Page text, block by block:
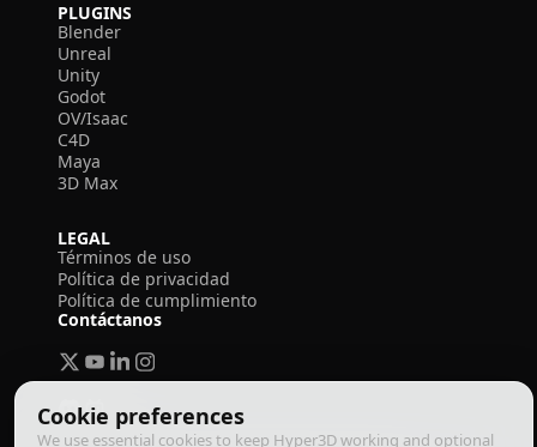
Cookie preferences
We use essential cookies to keep Hyper3D working and optional
PLUGINS
Blender
Unreal
Unity
Godot
OV/Isaac
C4D
Maya
3D Max
LEGAL
Términos de uso
Política de privacidad
Política de cumplimiento
Contáctanos